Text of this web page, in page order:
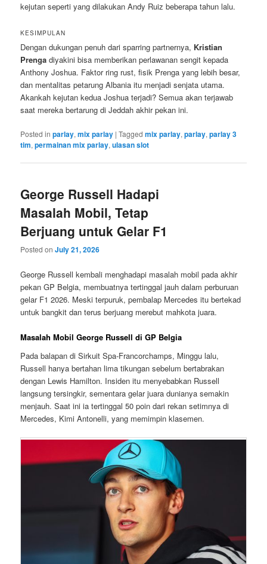
kejutan seperti yang dilakukan Andy Ruiz beberapa tahun lalu.
KESIMPULAN
Dengan dukungan penuh dari sparring partnernya, Kristian
Prenga diyakini bisa memberikan perlawanan sengit kepada
Anthony Joshua. Faktor ring rust, fisik Prenga yang lebih besar,
dan mentalitas petarung Albania itu menjadi senjata utama.
Akankah kejutan kedua Joshua terjadi? Semua akan terjawab
saat mereka bertarung di Jeddah akhir pekan ini.
Posted in parlay,mix parlay |Tagged mix parlay,parlay,parlay 3
tim,permainan mix parlay,ulasan slot
George Russell Hadapi
Masalah Mobil, Tetap
Berjuang untuk Gelar F1
Posted onJuly 21, 2026
George Russell kembali menghadapi masalah mobil pada akhir
pekan GP Belgia, membuatnya tertinggal jauh dalam perburuan
gelar F1 2026. Meski terpuruk, pembalap Mercedes itu bertekad
untuk bangkit dan terus berjuang merebut mahkota juara.
Masalah Mobil George Russell di GP Belgia
Pada balapan di Sirkuit Spa-Francorchamps, Minggu lalu,
Russell hanya bertahan lima tikungan sebelum bertabrakan
dengan Lewis Hamilton. Insiden itu menyebabkan Russell
langsung tersingkir, sementara gelar juara dunianya semakin
menjauh. Saat ini ia tertinggal 50 poin dari rekan setimnya di
Mercedes, Kimi Antonelli, yang memimpin klasemen.